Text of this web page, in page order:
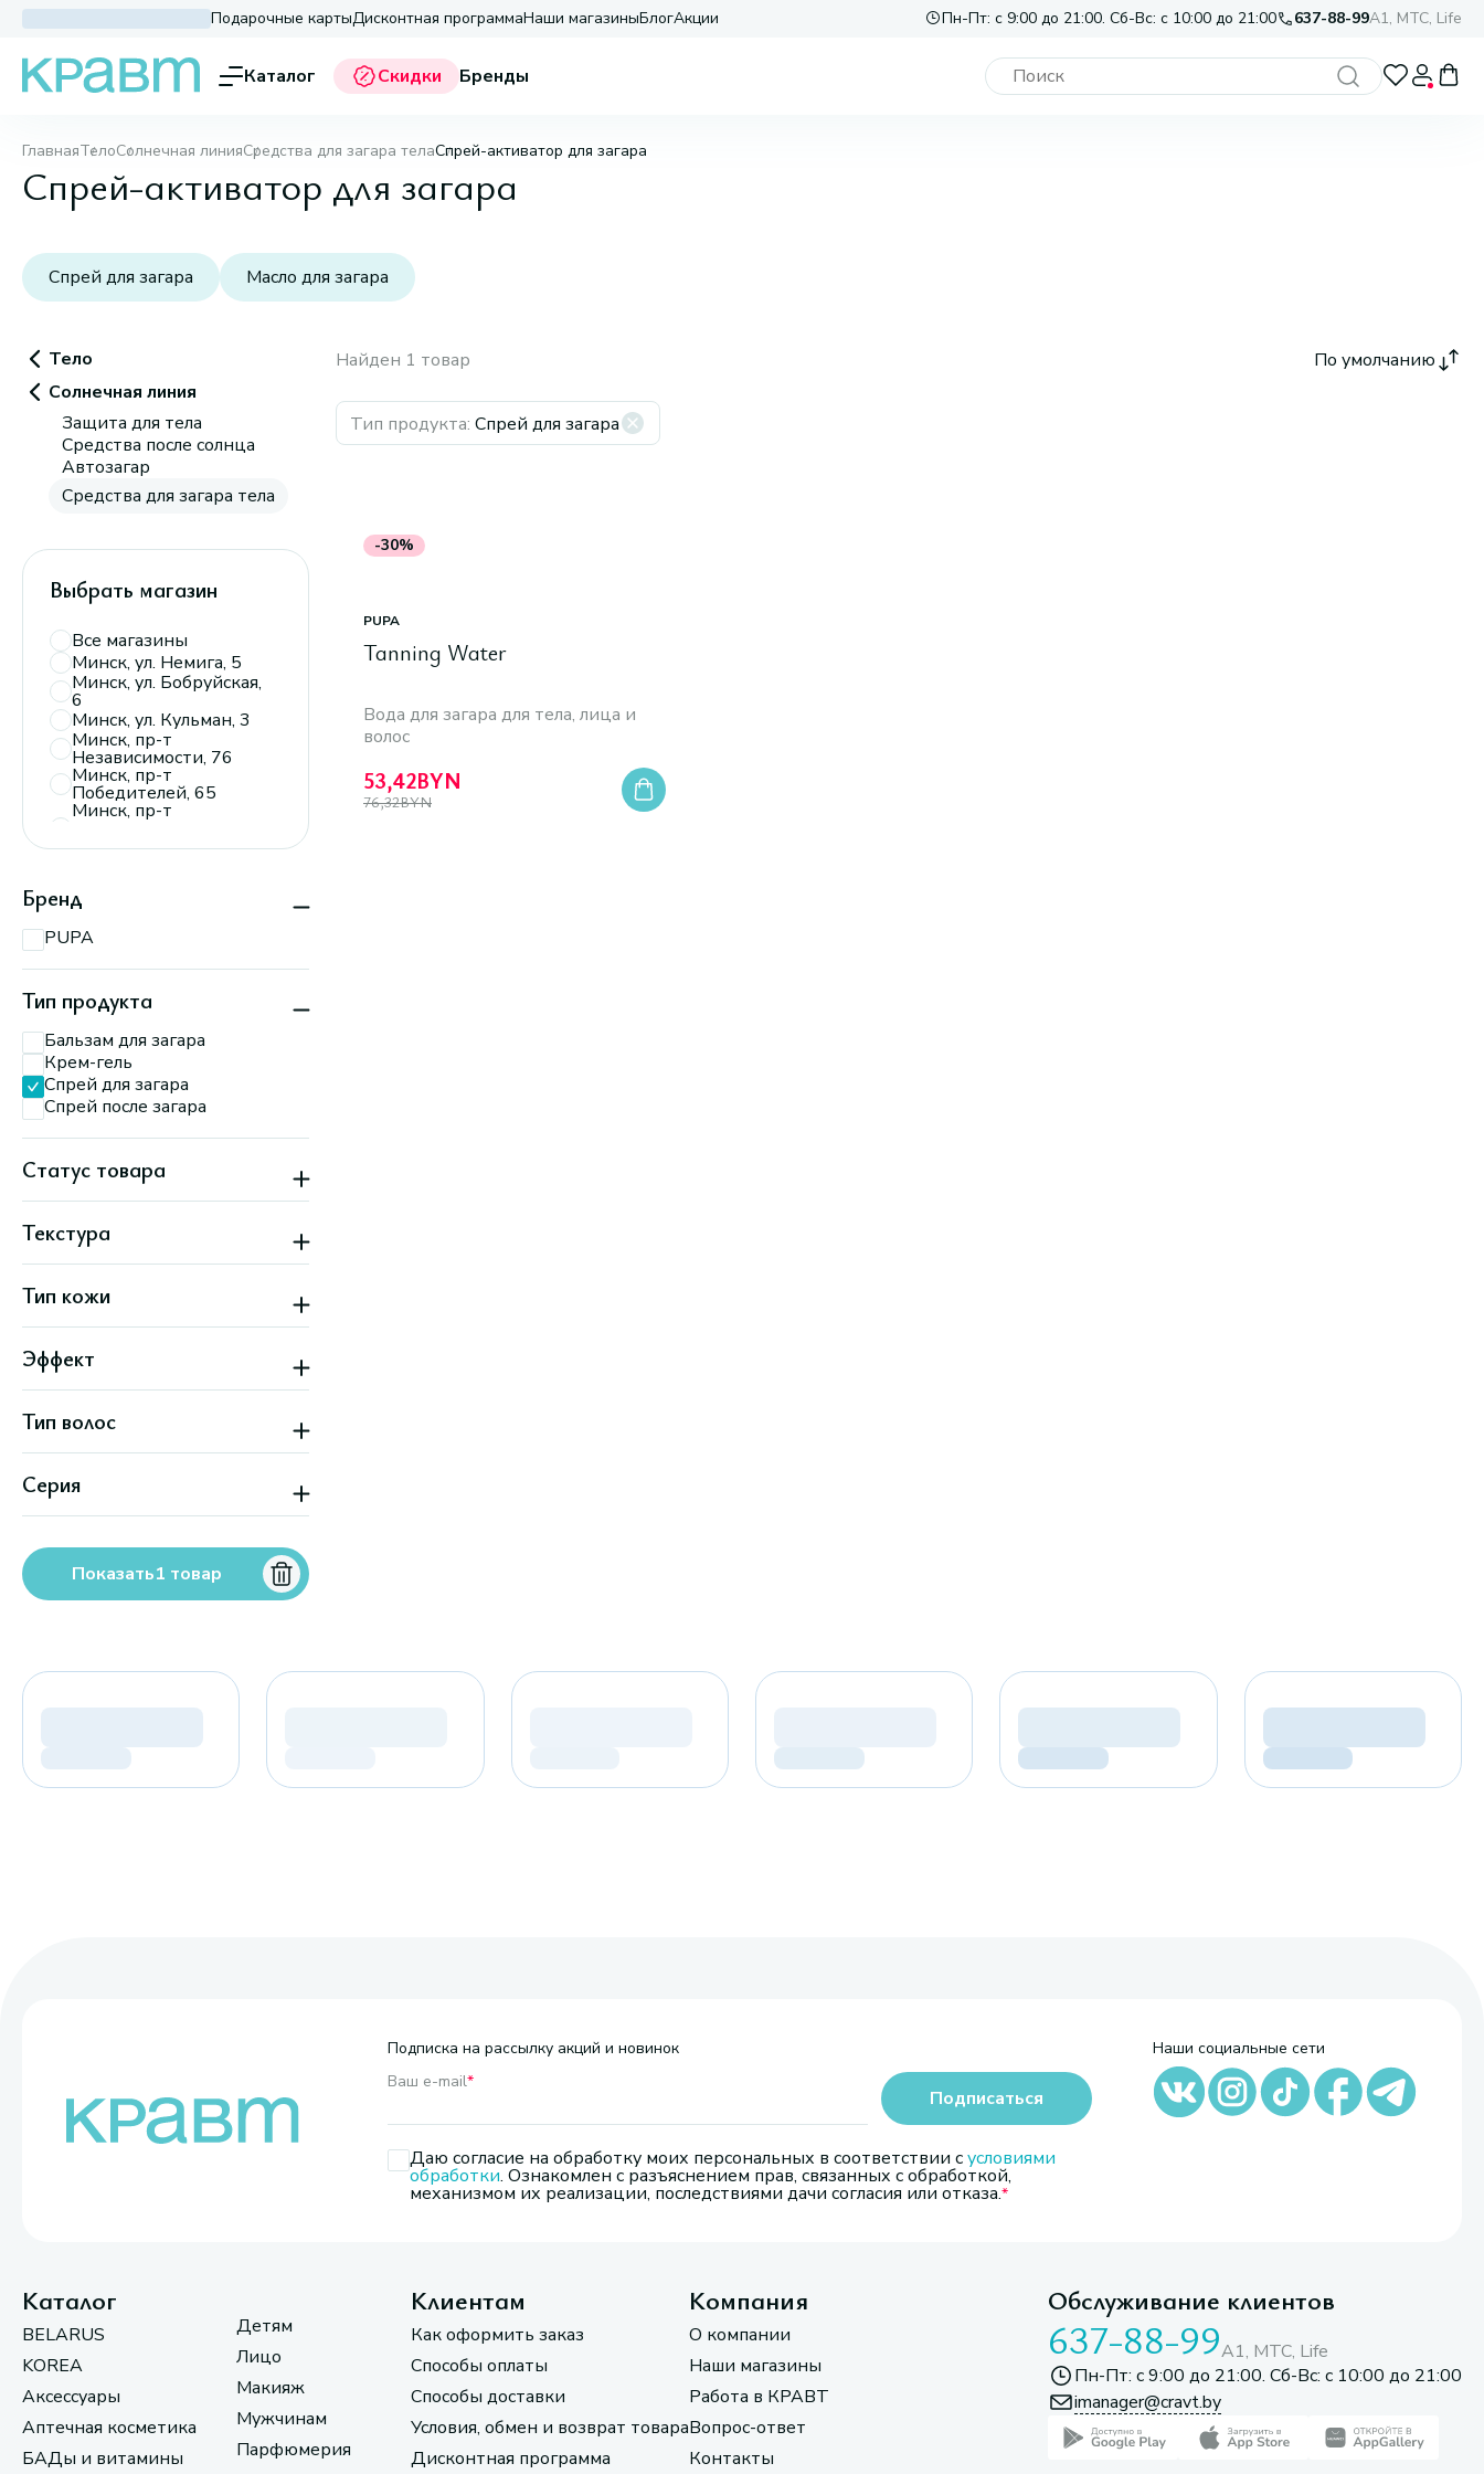
Подарочные картыДисконтная программаНаши магазиныБлогАкции Пн-Пт: с 9:00 до 21:00. Сб-Вс: с 10:00 до 21:00 637-88-99A1, МТС, Life
Каталог Скидки Бренды
ГлавнаяТелоСолнечная линияСредства для загара телаСпрей-активатор для загара
Спрей-активатор для загара
Спрей для загара Масло для загара
Тело
Солнечная линия
Защита для тела
Средства после солнца
Автозагар
Средства для загара тела
Выбрать магазин
Все магазины
Минск, ул. Немига, 5
Минск, ул. Бобруйская,
6
Минск, ул. Кульман, 3
Минск, пр-т
Независимости, 76
Минск, пр-т
Победителей, 65
Минск, пр-т
пав. 110
пересечение ул.
Мирошниченко и
МКАД
Партизанский, 150А
Партизанский, 79
Минск, ул.
П.Мстиславца, 11
Минск, ул. Притыцкого,
156
Минск, ул. Тимирязева,
74 А
Бренд
PUPA
Тип продукта
Бальзам для загара
Крем-гель
Спрей для загара
Спрей после загара
Статус товара
Скидка
Текстура
Жидкая
Тип кожи
Все типы кожи
Эффект
Загар
Очищение
Тип волос
Все типы волос
Серия
Sun (Pupa)
Показать1 товар
Найден 1 товар По умолчанию
Тип продукта: Спрей для загара
-30%
PUPA
Tanning Water
Вода для загара для тела, лица и
волос
53,42BYN
76,32BYN
Подписка на рассылку акций и новинок
Ваш e-mail*
Даю согласие на обработку моих персональных в соответствии сусловиями
обработки. Ознакомлен с разъяснением прав, связанных с обработкой,
механизмом их реализации, последствиями дачи согласия или отказа.
Подписаться
Наши социальные сети
Каталог
BELARUS
KOREA
Аксессуары
Аптечная косметика
БАДы и витамины
Детям
Лицо
Макияж
Мужчинам
Парфюмерия
Клиентам
Как оформить заказ
Способы оплаты
Способы доставки
Условия, обмен и возврат товара
Дисконтная программа
Компания
О компании
Наши магазины
Работа в КРАВТ
Вопрос-ответ
Контакты
Обслуживание клиентов
637-88-99A1, МТС, Life
Пн-Пт: с 9:00 до 21:00. Сб-Вс: с 10:00 до 21:00
imanager@cravt.by